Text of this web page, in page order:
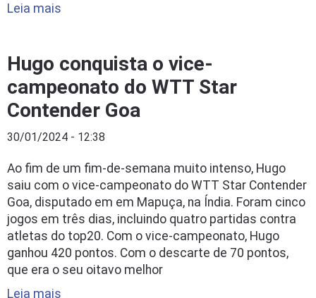
Leia mais
Hugo conquista o vice-
campeonato do WTT Star
Contender Goa
30/01/2024 - 12:38
Ao fim de um fim-de-semana muito intenso, Hugo
saiu com o vice-campeonato do WTT Star Contender
Goa, disputado em em Mapuça, na Índia. Foram cinco
jogos em três dias, incluindo quatro partidas contra
atletas do top20. Com o vice-campeonato, Hugo
ganhou 420 pontos. Com o descarte de 70 pontos,
que era o seu oitavo melhor
Leia mais